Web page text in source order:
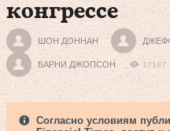
конгрессе
ШОН ДОННАН
БАРНИ ДЖОПСОН 17197
Согласно условиям